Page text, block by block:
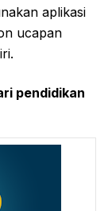
aplikasi
ucapan
pendidikan